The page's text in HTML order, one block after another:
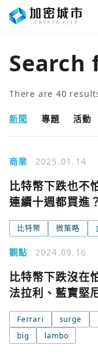
Search
There are 40
新聞 專題 活動
商業 2025.01.14
比特幣下跌也不
連續十週都買進？
比特幣 微策略
觀點 2024.09.16
比特幣下跌沒在
法拉利、藍寶堅
Ferrari surge
big
lambo